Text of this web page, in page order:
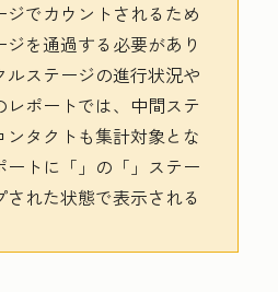
でカウントされるため
を通過する必要があり
ルステージの進行状況や
レポートでは、中間ステ
タクトも集計対象とな
ートに「 」の「 」ステー
れた状態で表示される